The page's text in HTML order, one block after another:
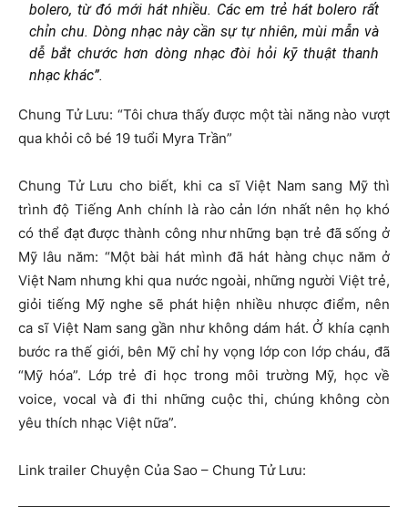
bolero, từ đó mới hát nhiều. Các em trẻ hát bolero rất
chỉn chu. Dòng nhạc này cần sự tự nhiên, mùi mẫn và
dễ bắt chước hơn dòng nhạc đòi hỏi kỹ thuật thanh
nhạc khác”.
Chung Tử Lưu: “Tôi chưa thấy được một tài năng nào vượt
qua khỏi cô bé 19 tuổi Myra Trần”
Chung Tử Lưu cho biết, khi ca sĩ Việt Nam sang Mỹ thì
trình độ Tiếng Anh chính là rào cản lớn nhất nên họ khó
có thể đạt được thành công như những bạn trẻ đã sống ở
Mỹ lâu năm: “Một bài hát mình đã hát hàng chục năm ở
Việt Nam nhưng khi qua nước ngoài, những người Việt trẻ,
giỏi tiếng Mỹ nghe sẽ phát hiện nhiều nhược điểm, nên
ca sĩ Việt Nam sang gần như không dám hát. Ở khía cạnh
bước ra thế giới, bên Mỹ chỉ hy vọng lớp con lớp cháu, đã
“Mỹ hóa”. Lớp trẻ đi học trong môi trường Mỹ, học về
voice, vocal và đi thi những cuộc thi, chúng không còn
yêu thích nhạc Việt nữa”.
Link trailer Chuyện Của Sao – Chung Tử Lưu: